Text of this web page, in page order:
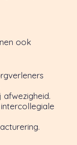
ook
afwezigheid.